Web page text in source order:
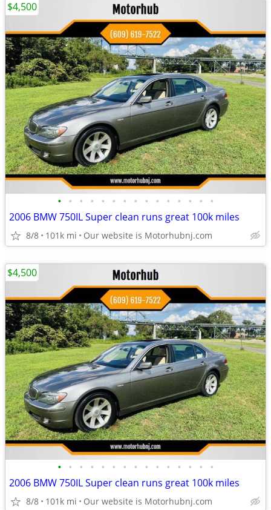
• • • • • • • • • • • • • • •
2006 BMW 750IL Super clean runs great 100k miles
8/8 101k mi Our website is Motorhubnj.com
$4,500
• • • • • • • • • • • • • • •
2006 BMW 750IL Super clean runs great 100k miles
8/8 101k mi Our website is Motorhubnj.com
$4,500